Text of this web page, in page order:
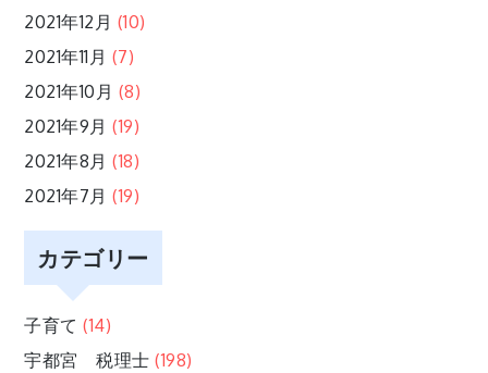
2021年12月 (10)
2021年11月 (7)
2021年10月 (8)
2021年9月 (19)
2021年8月 (18)
2021年7月 (19)
カテゴリー
子育て (14)
宇都宮 税理士 (198)